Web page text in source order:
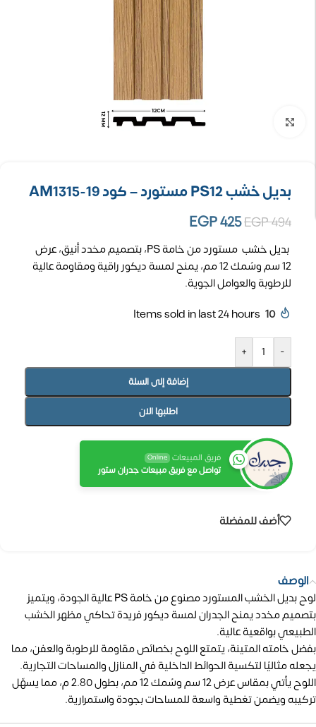
بديل خشب PS12 مستورد – كود AM1315-19
EGP494
EGP425
بديل خشب مستورد من خامة PS، بتصميم مخدد أنيق، عرض
12 سم وسُمك 12 مم، يمنح لمسة ديكور راقية ومقاومة عالية
للرطوبة والعوامل الجوية.
10
Items sold in last 24 hours
-
+
إضافة إلى السلة
اطلبها الان
فريق المبيعات Online
تواصل مع فريق مبيعات جدران ستور
أضف للمفضلة
الوصف
لوح بديل الخشب المستورد مصنوع من خامة PS عالية الجودة، ويتميز
بتصميم مخدد يمنح الجدران لمسة ديكور فريدة تحاكي مظهر الخشب
الطبيعي بواقعية عالية.
بفضل خامته المتينة، يتمتع اللوح بخصائص مقاومة للرطوبة والعفن، مما
يجعله مثاليًا لتكسية الحوائط الداخلية في المنازل والمساحات التجارية.
اللوح يأتي بمقاس عرض 12 سم وسُمك 12 مم، بطول 2.80 م، مما يسهّل
تركيبه ويضمن تغطية واسعة للمساحات بجودة واستمرارية.